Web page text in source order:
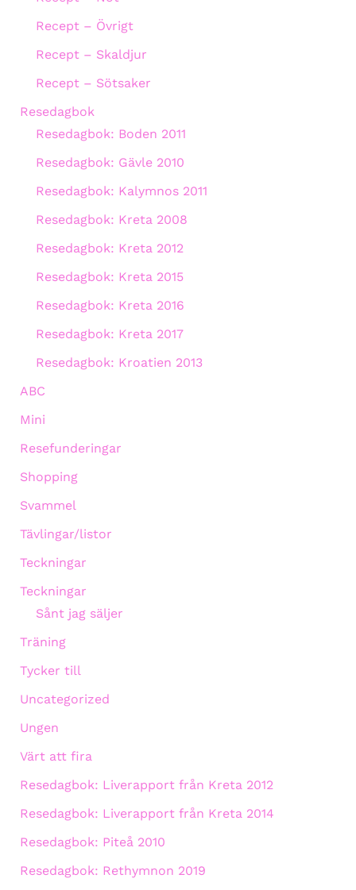
Recept – Övrigt
Recept – Skaldjur
Recept – Sötsaker
Resedagbok
Resedagbok: Boden 2011
Resedagbok: Gävle 2010
Resedagbok: Kalymnos 2011
Resedagbok: Kreta 2008
Resedagbok: Kreta 2012
Resedagbok: Kreta 2015
Resedagbok: Kreta 2016
Resedagbok: Kreta 2017
Resedagbok: Kroatien 2013
ABC
Mini
Resefunderingar
Shopping
Svammel
Tävlingar/listor
Teckningar
Teckningar
Sånt jag säljer
Träning
Tycker till
Uncategorized
Ungen
Värt att fira
Resedagbok: Liverapport från Kreta 2012
Resedagbok: Liverapport från Kreta 2014
Resedagbok: Piteå 2010
Resedagbok: Rethymnon 2019